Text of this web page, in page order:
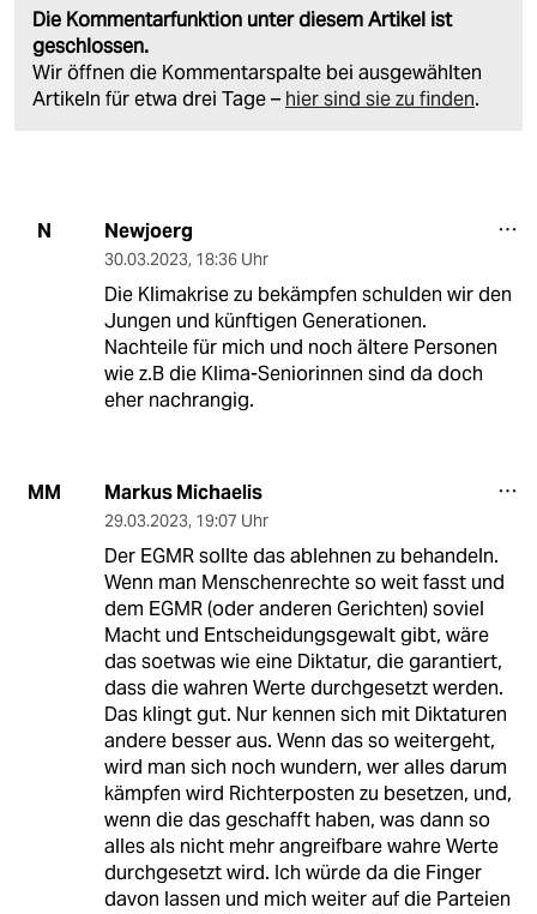
Die Kommentarfunktion unter diesem Artikel ist
geschlossen.
Wir öffnen die Kommentarspalte bei ausgewählten
Artikeln für etwa drei Tage – hier sind sie zu finden.
N Newjoerg
30.03.2023, 18:36 Uhr
Die Klimakrise zu bekämpfen schulden wir den
Jungen und künftigen Generationen.
Nachteile für mich und noch ältere Personen
wie z.B die Klima-Seniorinnen sind da doch
eher nachrangig.
MM Markus Michaelis
29.03.2023, 19:07 Uhr
Der EGMR sollte das ablehnen zu behandeln.
Wenn man Menschenrechte so weit fasst und
dem EGMR (oder anderen Gerichten) soviel
Macht und Entscheidungsgewalt gibt, wäre
das soetwas wie eine Diktatur, die garantiert,
dass die wahren Werte durchgesetzt werden.
Das klingt gut. Nur kennen sich mit Diktaturen
andere besser aus. Wenn das so weitergeht,
wird man sich noch wundern, wer alles darum
kämpfen wird Richterposten zu besetzen, und,
wenn die das geschafft haben, was dann so
alles als nicht mehr angreifbare wahre Werte
durchgesetzt wird. Ich würde da die Finger
davon lassen und mich weiter auf die Parteien